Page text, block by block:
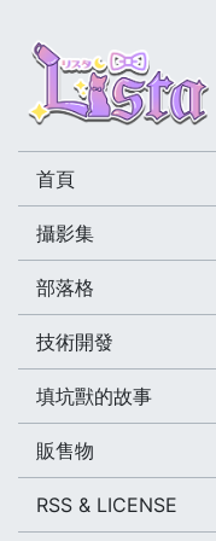
首頁
攝影集
部落格
技術開發
填坑獸的故事
販售物
RSS & LICENSE